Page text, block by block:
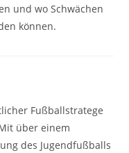
und wo Schwächen
können.
Fußballstratege
über einem
des Jugendfußballs